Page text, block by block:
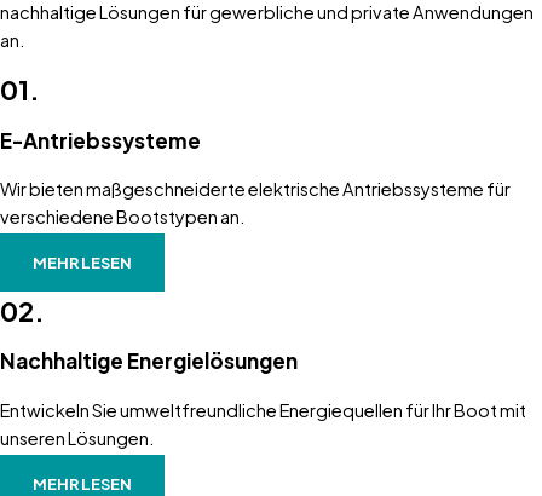
nachhaltige Lösungen für gewerbliche und private Anwendungen
an.
01.
E-Antriebssysteme
Wir bieten maßgeschneiderte elektrische Antriebssysteme für
verschiedene Bootstypen an.
MEHR LESEN
02.
Nachhaltige Energielösungen
Entwickeln Sie umweltfreundliche Energiequellen für Ihr Boot mit
unseren Lösungen.
MEHR LESEN